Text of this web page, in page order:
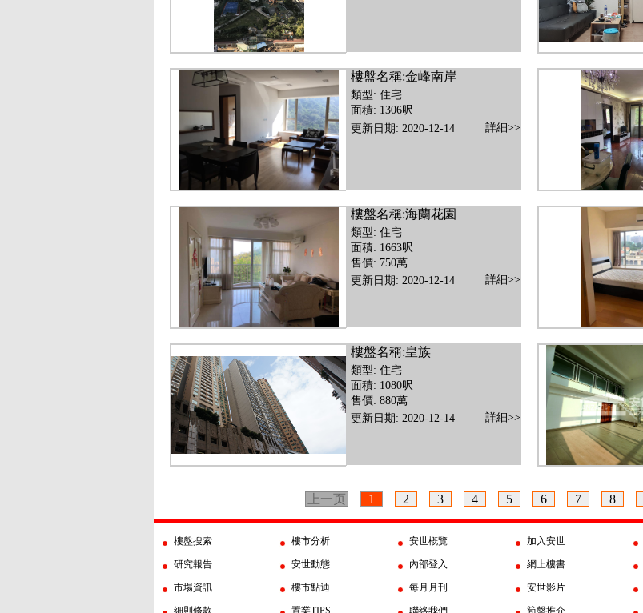
樓盤名稱:金峰南岸
類型: 住宅
面積: 1306呎
更新日期: 2020-12-14
詳細>>
樓盤名稱:海蘭花園
類型: 住宅
面積: 1663呎
售價: 750萬
更新日期: 2020-12-14
詳細>>
樓盤名稱:皇族
類型: 住宅
面積: 1080呎
售價: 880萬
更新日期: 2020-12-14
詳細>>
上一页 1 2 3 4 5 6 7 8
樓盤搜索 樓市分析 安世概覽 加入安世
研究報告 安世動態 內部登入 網上樓書
市場資訊 樓市點迪 每月月刊 安世影片
細則條款 置業TIPS 聯絡我們 筍盤推介